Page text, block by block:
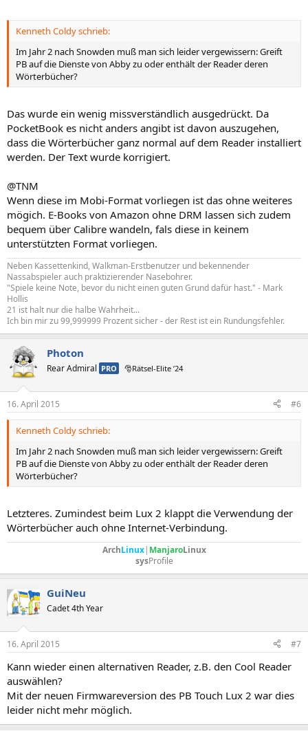
Kenneth Coldy schrieb:
Im Jahr 2 nach Snowden muß man sich leider vergewissern: Greift
PB auf die Dienste von Abby zu oder enthält der Reader deren
Wörterbücher?
Das wurde ein wenig missverständlich ausgedrückt. Da
PocketBook es nicht anders angibt ist davon auszugehen,
dass die Wörterbücher ganz normal auf dem Reader installiert
werden. Der Text wurde korrigiert.
@TNM
Wenn diese im Mobi-Format vorliegen ist das ohne weiteres
mögich. E-Books von Amazon ohne DRM lassen sich zudem
bequem über Calibre wandeln, fals diese in keinem
unterstützten Format vorliegen.
Neben Kassettenkind, Walkman-Erstbenutzer und bekennender
Nassabspieler auch praktizierender Nasebohrer.
"Spiele keine Note, bevor du nicht einen guten Grund dafür hast." - Mark
Hollis
21 ist halt nur die halbe Wahrheit...
Ich bin mir zu 99,999999 Prozent sicher - der Rest ist ein Rundungsfehler.
Photon
Rear Admiral PRO 🎅Rätsel-Elite ’24
16. April 2015 #6
Kenneth Coldy schrieb:
Im Jahr 2 nach Snowden muß man sich leider vergewissern: Greift
PB auf die Dienste von Abby zu oder enthält der Reader deren
Wörterbücher?
Letzteres. Zumindest beim Lux 2 klappt die Verwendung der
Wörterbücher auch ohne Internet-Verbindung.
ArchLinux| ManjaroLinux
sysProfile
GuiNeu
Cadet 4th Year
16. April 2015 #7
Kann wieder einen alternativen Reader, z.B. den Cool Reader
auswählen?
Mit der neuen Firmwareversion des PB Touch Lux 2 war dies
leider nicht mehr möglich.